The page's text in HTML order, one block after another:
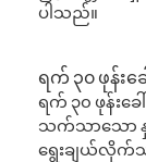
ပါသည်။
ရက် ၃၀ ဖုန်း
ရက် ၃၀ ဖုန်းခ
သက်သာသော နှု
ရွေးချယ်လိုက်